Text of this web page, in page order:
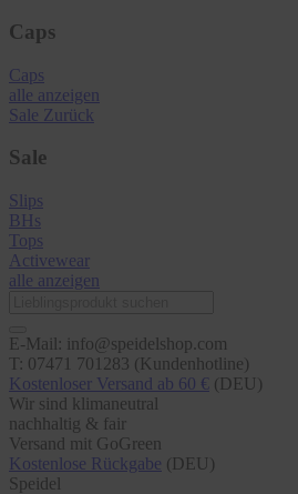
Caps
Caps
alle anzeigen
Sale Zurück
Sale
Slips
BHs
Tops
Activewear
alle anzeigen
E-Mail: info@speidelshop.com
T: 07471 701283 (Kundenhotline)
Kostenloser Versand ab 60 € (DEU)
Wir sind klimaneutral
nachhaltig & fair
Versand mit GoGreen
Kostenlose Rückgabe (DEU)
Speidel